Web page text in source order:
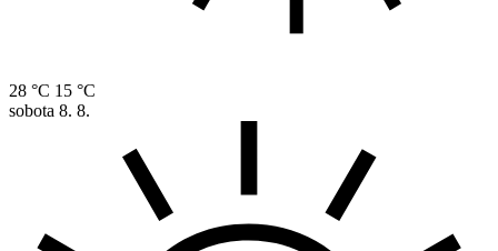
28 °C 15 °C
sobota 8. 8.